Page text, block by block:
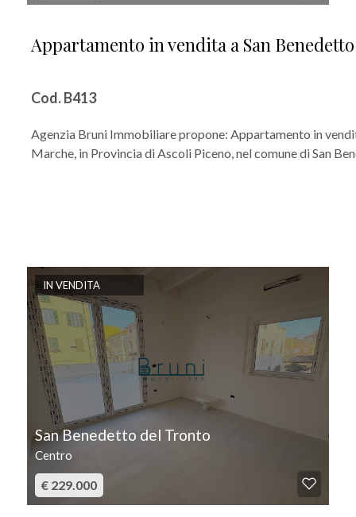
Appartamento in vendita a San
Cod. B413
Agenzia Bruni Immobiliare propone: Appartamento in
Marche, in Provincia di Ascoli Piceno, nel comune di San
IN VENDITA
San Benedetto del Tronto
Centro
€ 229.000